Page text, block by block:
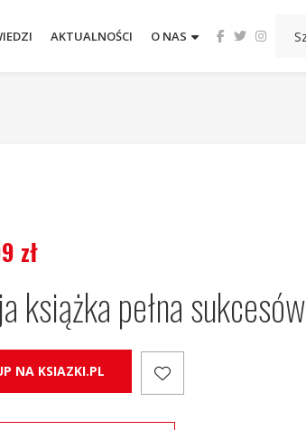
AKTUALNOŚCI O NAS
zł
książka pełna sukcesów
NA KSIAZKI.PL